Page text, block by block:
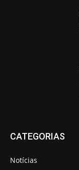
CATEGORIAS
Notícias